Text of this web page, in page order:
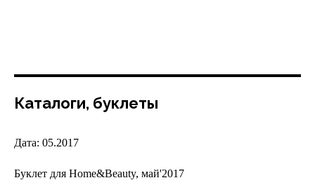
Каталоги, буклеты
Дата: 05.2017
Буклет для Home&Beauty, май'2017